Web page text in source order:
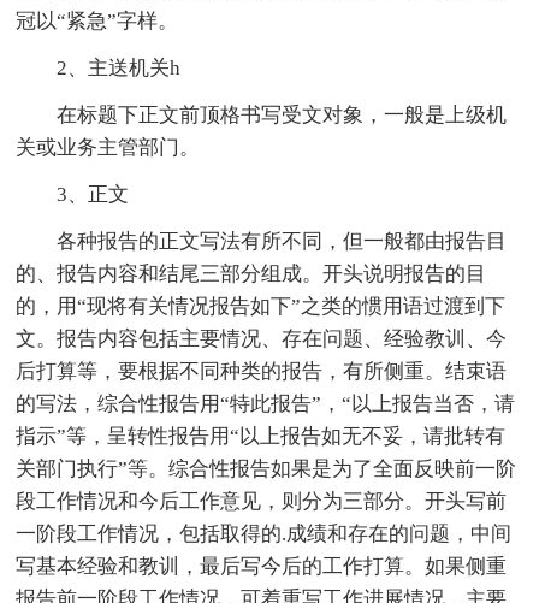
冠以“紧急”字样。
2、主送机关h
在标题下正文前顶格书写受文对象，一般是上级机
关或业务主管部门。
3、正文
各种报告的正文写法有所不同，但一般都由报告目
的、报告内容和结尾三部分组成。开头说明报告的目
的，用“现将有关情况报告如下”之类的惯用语过渡到下
文。报告内容包括主要情况、存在问题、经验教训、今
后打算等，要根据不同种类的报告，有所侧重。结束语
的写法，综合性报告用“特此报告”，“以上报告当否，请
指示”等，呈转性报告用“以上报告如无不妥，请批转有
关部门执行”等。综合性报告如果是为了全面反映前一阶
段工作情况和今后工作意见，则分为三部分。开头写前
一阶段工作情况，包括取得的.成绩和存在的问题，中间
写基本经验和教训，最后写今后的工作打算。如果侧重
报告前一阶段工作情况，可着重写工作进展情况，主要